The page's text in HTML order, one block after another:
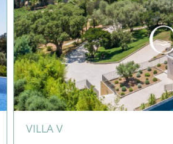
VILLA V